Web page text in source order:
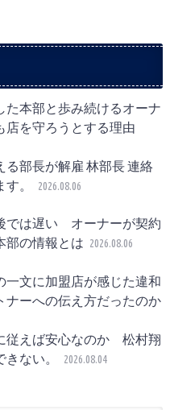
た本部と歩み続けるオーナ
を守ろうとする理由
る部長が解雇 林部長 連絡
。
2026.08.06
では遅い オーナーが契約
部の情報とは 2026.08.06
一文に加盟店が感じた違和
ーへの伝え方だったのか
従えば安心なのか 松村翔
ない。
2026.08.04